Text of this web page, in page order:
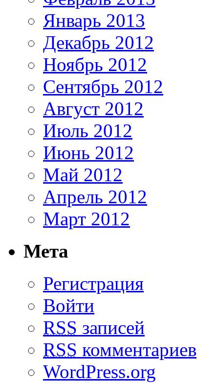
Январь 2013
Декабрь 2012
Ноябрь 2012
Сентябрь 2012
Август 2012
Июль 2012
Июнь 2012
Май 2012
Апрель 2012
Март 2012
Мета
Регистрация
Войти
RSS записей
RSS комментариев
WordPress.org